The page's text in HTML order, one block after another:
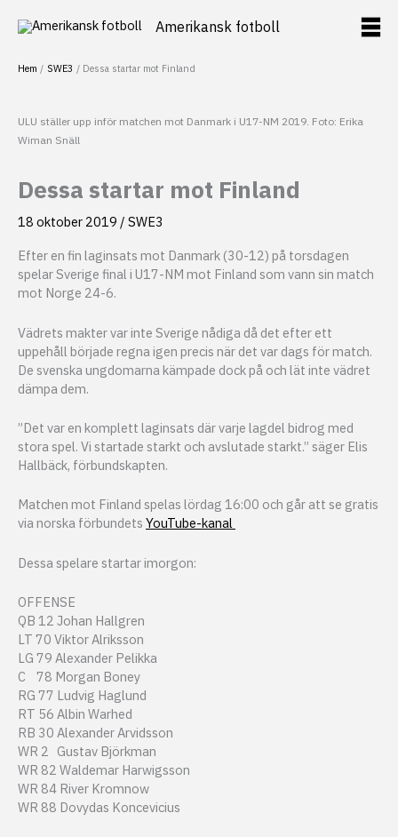
Amerikansk fotboll
Hem SWE3 Dessa startar mot Finland
ULU ställer upp inför matchen mot Danmark i U17-NM 2019. Foto: Erika
Wiman Snäll
Dessa startar mot Finland
18 oktober 2019 / SWE3
Efter en fin laginsats mot Danmark (30-12) på torsdagen
spelar Sverige final i U17-NM mot Finland som vann sin match
mot Norge 24-6.
Vädrets makter var inte Sverige nådiga då det efter ett
uppehåll började regna igen precis när det var dags för match.
De svenska ungdomarna kämpade dock på och lät inte vädret
dämpa dem.
”Det var en komplett laginsats där varje lagdel bidrog med
stora spel. Vi startade starkt och avslutade starkt.” säger Elis
Hallbäck, förbundskapten.
Matchen mot Finland spelas lördag 16:00 och går att se gratis
via norska förbundets YouTube-kanal
Dessa spelare startar imorgon:
OFFENSE
QB 12 Johan Hallgren
LT 70 Viktor Alriksson
LG 79 Alexander Pelikka
C 78 Morgan Boney
RG 77 Ludvig Haglund
RT 56 Albin Warhed
RB 30 Alexander Arvidsson
WR 2 Gustav Björkman
WR 82 Waldemar Harwigsson
WR 84 River Kromnow
WR 88 Dovydas Koncevicius